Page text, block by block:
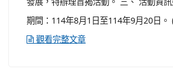
期間：114年8月1日至114年9月20日。
觀看完整文章